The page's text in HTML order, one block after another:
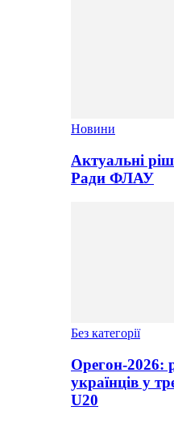
Новини
Актуальні
Ради ФЛАУ
Без категорії
Орегон-2026:
українців у
U20